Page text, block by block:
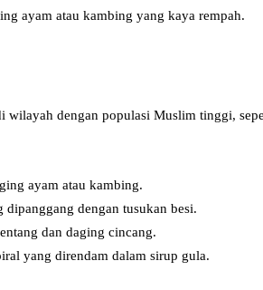
ayam atau kambing yang kaya rempah.
dengan populasi Muslim tinggi,
ayam atau kambing.
dengan tusukan besi.
dan daging cincang.
yang direndam dalam sirup gula.